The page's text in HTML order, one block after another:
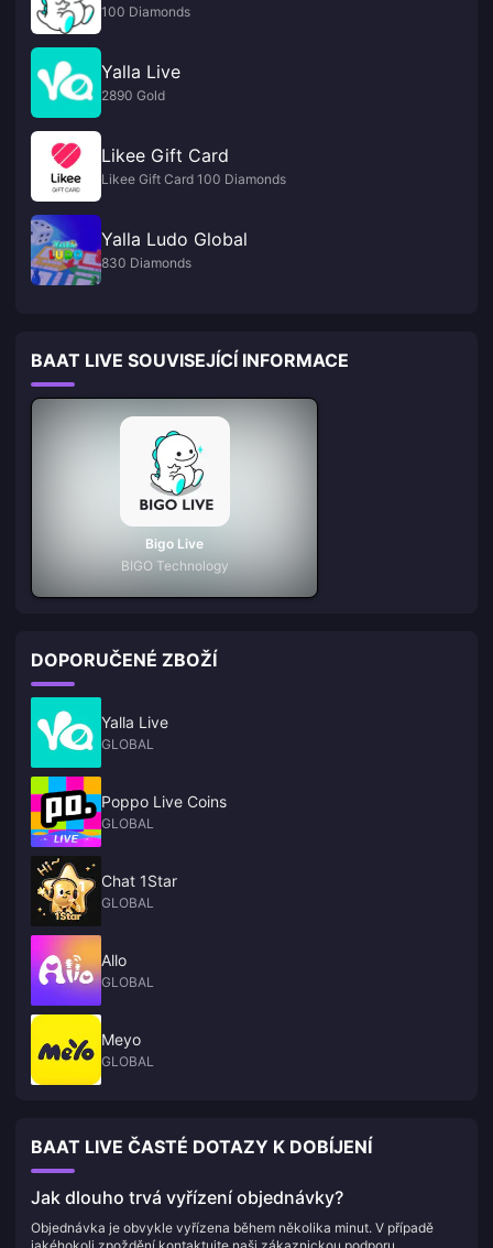
100 Diamonds
Yalla Live
2890 Gold
Likee Gift Card
Likee Gift Card 100 Diamonds
Yalla Ludo Global
830 Diamonds
BAAT LIVE SOUVISEJÍCÍ INFORMACE
Bigo Live
BIGO Technology
DOPORUČENÉ ZBOŽÍ
Yalla Live
GLOBAL
Poppo Live Coins
GLOBAL
Chat 1Star
GLOBAL
Allo
GLOBAL
Meyo
GLOBAL
BAAT LIVE ČASTÉ DOTAZY K DOBÍJENÍ
Jak dlouho trvá vyřízení objednávky?
Objednávka je obvykle vyřízena během několika minut. V případě